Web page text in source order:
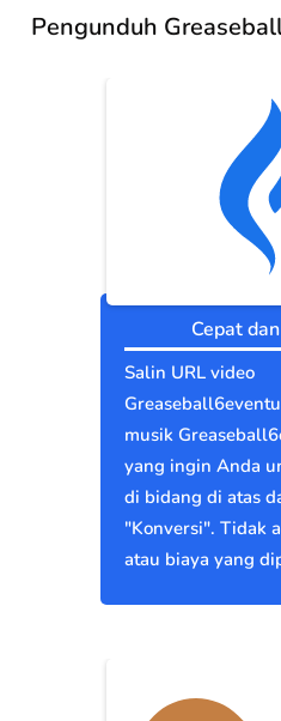
Pengunduh
Cepat
Salin URL video
musik
yang ingin Anda
di bidang di atas
"Konversi". Tidak
atau biaya yang